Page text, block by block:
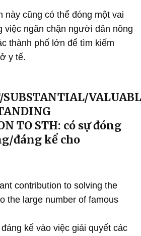
này cũng có thể đóng một vai
việc ngăn chặn người dân nông
thành phố lớn để tìm kiếm
y tế.
TO STH: có sự đóng
đáng kể cho
contribution to solving the
the large number of famous
kể vào việc giải quyết các